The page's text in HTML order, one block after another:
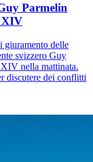
Parmelin
XIV
giuramento delle
svizzero Guy
nella mattinata.
discutere dei conflitti